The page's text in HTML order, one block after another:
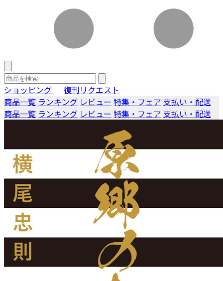
ショッピング ｜ 復刊リクエスト
商品一覧 ランキング レビュー 特集・フェア 支払い・配送
商品一覧 ランキング レビュー 特集・フェア 支払い・配送